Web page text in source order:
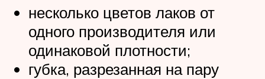
несколько цветов лаков от
одного производителя или
одинаковой плотности;
губка, разрезанная на пару